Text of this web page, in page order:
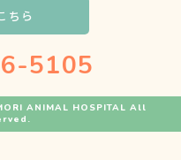
ちら
5105
ANIMAL HOSPITAL All